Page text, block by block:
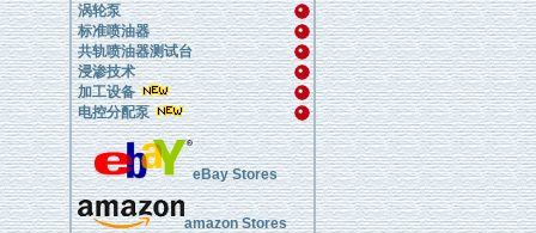
涡轮泵
标准喷油器
共轨喷油器测试台
浸渗技术
加工设备
电控分配泵
eBay Stores
amazon Stores